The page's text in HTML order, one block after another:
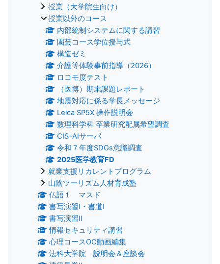
授業（大学院生向け）
授業以外のコース
内部統制システムに関する講習
園芸コース学位授与式
構造ゼミ
介護等体験事前指導（2026）
ロコモ度テスト
（医博）期末課題レポート
地震対応に係る学長メッセージ
Leica SP5X 操作説明会
数理科学科 卒業研究配属希望調査
CIS-AIサーバ
令和７年度SDGs意識調査
2025医学教育FD
就業支援リカレントプログラム
山陰ツーリズム人材育成塾
仏語１ マスド
書写演習Ⅰ・書道Ⅰ
書写演習Ⅱ
情報セキュリティ講習
心理コースOC動画編集
法科大学院 説明会＆座談会